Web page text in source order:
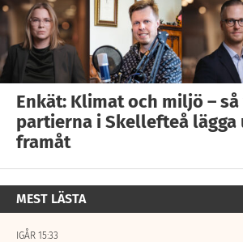
Enkät: Klimat och miljö –
partierna i Skellefteå
framåt
MEST LÄSTA
IGÅR 15:33